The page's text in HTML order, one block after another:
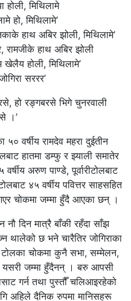
होली, मिथिलामे
हो, मिथिलामे’
हाथ अबिर झोली, मिथिलामे’
रामजीके हाथ अबिर झोली
खेलैय होली, मिथिलामे’
सररर’
हो रङ्गबरसे भिगे चुनरवाली
।’
वर्षीय रामदेव महरा दुईतीन
हातमा डम्फु र झ्याली समातेर
अरुण पाण्डे, पूर्वारीटोलबाट
४५ वर्षीय पवित्तर साहसहित
चोकमा जम्मा हुँदै आएका छन् ।
नौ दिन मात्रै बाँकी रहँदा साँझ
थालेको छ भने चारैतिर जोगिराका
टोलका चोकमा कुनै सभा, सम्मेलन,
जम्मा हुँदैनन् । बरु आपसी
गर्न तथा पुस्तौँ चलिआइरहेको
अहिले दैनिक रुपमा मानिसहरू